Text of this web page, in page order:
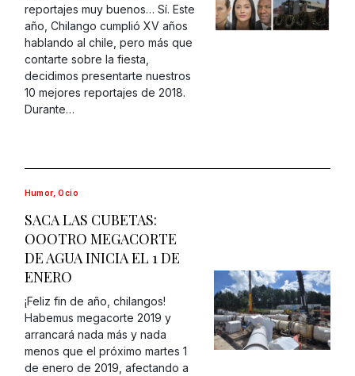
reportajes muy buenos… Sí. Este
año, Chilango cumplió XV años
hablando al chile, pero más que
contarte sobre la fiesta,
decidimos presentarte nuestros
10 mejores reportajes de 2018.
Durante…
Humor,Ocio
SACA LAS CUBETAS:
OOOTRO MEGACORTE
DE AGUA INICIA EL 1 DE
ENERO
¡Feliz fin de año, chilangos!
Habemus megacorte 2019 y
arrancará nada más y nada
menos que el próximo martes 1
de enero de 2019, afectando a